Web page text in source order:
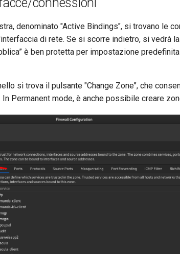
connessioni
denominato "Active Bindings", si trovano le
di rete. Se si scorre indietro, si vedrà
è ben protetta per impostazione
si trova il pulsante "Change Zone", che
In Permanent mode, è anche possibile creare